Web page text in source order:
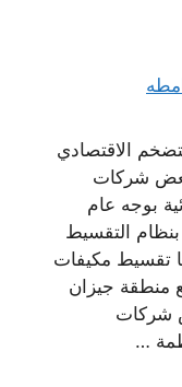
الاقتصادي
بعض شركات
بوجه عام
التقسيط
تقسيط مكيفات
منطقة جيزان
شركات
…